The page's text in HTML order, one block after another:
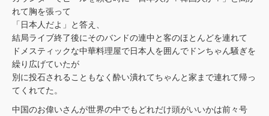
れて胸を張って
「日本人だよ」と答え、
結局ライブ終了後にそのバンドの連中と客のほとんどを連れて
ドメスティックな中華料理屋で日本人を囲んでドンちゃん騒ぎを
繰り広げていたが
別に投石されることもなく酔い潰れてちゃんと家まで連れて帰っ
てくれてた。
中国のお偉いさんが世界の中でもどれだけ頭がいいかは前々号